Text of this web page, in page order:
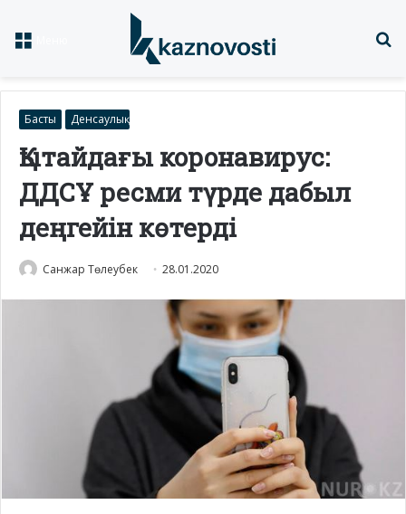
Басты Денсаулық
Қытайдағы коронавирус:
ДДСҰ ресми түрде дабыл
деңгейін көтерді
Санжар Төлеубек 28.01.2020